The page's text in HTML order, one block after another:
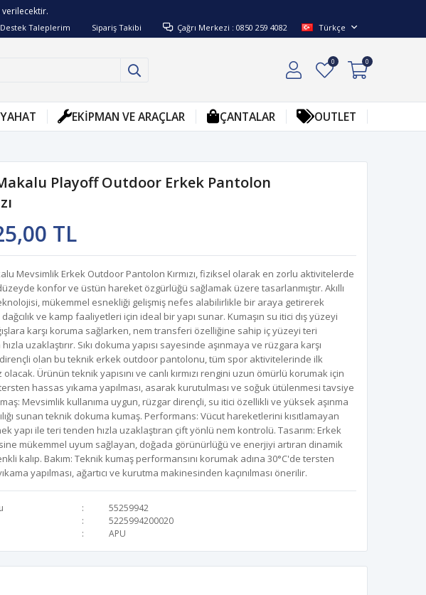
verilecektir.
Destek Taleplerim Sipariş Takibi Çağrı Merkezi : 0850 259 4082 Türkçe
0 0
EKIPMAN VE ARAÇLAR ÇANTALAR OUTLET
Playoff Outdoor Erkek Pantolon
TL
Mevsimlik Erkek Outdoor Pantolon Kırmızı, fiziksel olarak en zorlu aktivitelerde
konfor ve üstün hareket özgürlüğü sağlamak üzere tasarlanmıştır. Akıllı
mükemmel esnekliği gelişmiş nefes alabilirlikle bir araya getirerek
ve kamp faaliyetleri için ideal bir yapı sunar. Kumaşın su itici dış yüzeyi
karşı koruma sağlarken, nem transferi özelliğine sahip iç yüzeyi teri
uzaklaştırır. Sıkı dokuma yapısı sayesinde aşınmaya ve rüzgara karşı
olan bu teknik erkek outdoor pantolonu, tüm spor aktivitelerinde ilk
Ürünün teknik yapısını ve canlı kırmızı rengini uzun ömürlü korumak için
hassas yıkama yapılması, asarak kurutulması ve soğuk ütülenmesi tavsiye
Mevsimlik kullanıma uygun, rüzgar dirençli, su itici özellikli ve yüksek aşınma
sunan teknik dokuma kumaş. Performans: Vücut hareketlerini kısıtlamayan
yapı ile teri tenden hızla uzaklaştıran çift yönlü nem kontrolü. Tasarım: Erkek
mükemmel uyum sağlayan, doğada görünürlüğü ve enerjiyi artıran dinamik
kalıp. Bakım: Teknik kumaş performansını korumak adına 30°C'de tersten
yapılması, ağartıcı ve kurutma makinesinden kaçınılması önerilir.
55259942
5225994200020
APU